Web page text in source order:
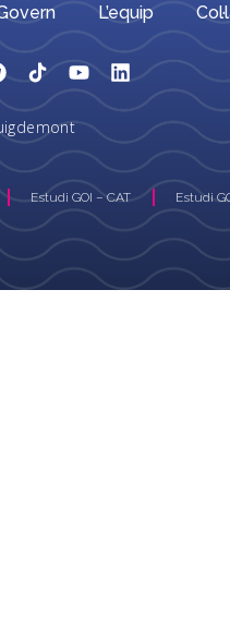
L’equip
Estudi GOI – CAT Estudi